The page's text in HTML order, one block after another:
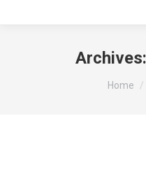
Archives:
You are
Home